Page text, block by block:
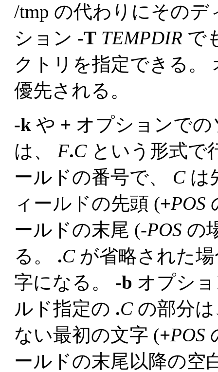
/tmp の代わりにその
ション -T TEMPDIR で
クトリを指定できる。
優先される。
-k や + オプションで
は、F.Cという形式で
ールドの番号で、 Cは
ィールドの先頭 (+POS
ールドの末尾 (-POS の
る。 .Cが省略された
字になる。 -b オプシ
ルド指定の .Cの部分は
ない最初の文字 (+POS
ールドの末尾以降の空